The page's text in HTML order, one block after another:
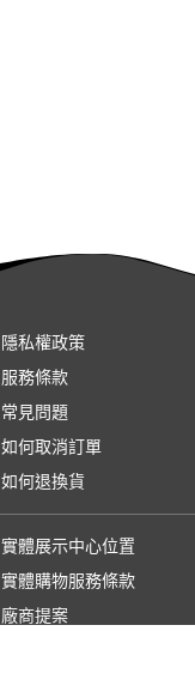
隱私權政策
服務條款
常見問題
如何取消訂單
如何退換貨
實體展示中心位置
實體購物服務條款
廠商提案